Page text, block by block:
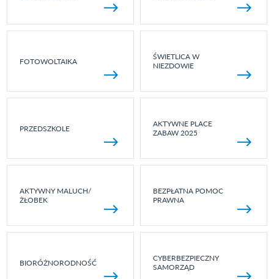
FOTOWOLTAIKA
ŚWIETLICA W
NIEZDOWIE
PRZEDSZKOLE
AKTYWNE PLACE
ZABAW 2025
AKTYWNY MALUCH/
ŻŁOBEK
BEZPŁATNA POMOC
PRAWNA
BIORÓŻNORODNOŚĆ
CYBERBEZPIECZNY
SAMORZĄD